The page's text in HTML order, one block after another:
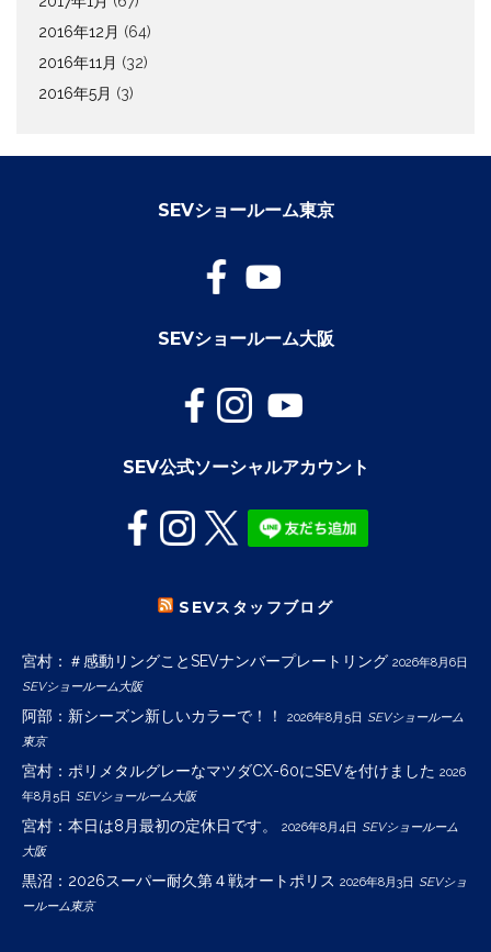
2016年12月 (64)
2016年11月 (32)
2016年5月 (3)
SEVショールーム東京
SEVショールーム大阪
SEV公式ソーシャルアカウント
SEVスタッフブログ
宮村：＃感動リングことSEVナンバープレートリング 2026年8月6日
SEVショールーム大阪
阿部：新シーズン新しいカラーで！！ 2026年8月5日 SEVショールーム
東京
宮村：ポリメタルグレーなマツダCX-60にSEVを付けました 2026
年8月5日 SEVショールーム大阪
宮村：本日は8月最初の定休日です。 2026年8月4日 SEVショールーム
大阪
黒沼：2026スーパー耐久第４戦オートポリス 2026年8月3日 SEVショ
ールーム東京